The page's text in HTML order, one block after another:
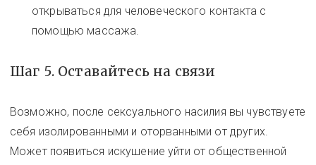
открываться для человеческого контакта с
помощью массажа.
Шаг 5. Оставайтесь на связи
Возможно, после сексуального насилия вы чувствуете
себя изолированными и оторванными от других.
Может появиться искушение уйти от общественной